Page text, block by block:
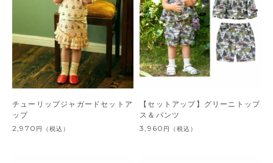
チューリップジャガードセットア
ップ
2,970 円 （税込）
【セットアップ】グリーニトップ
ス＆パンツ
3,960 円 （税込）